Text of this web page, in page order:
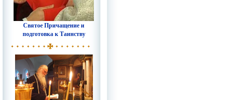
Святое Причащение и
подготовка к Таинству